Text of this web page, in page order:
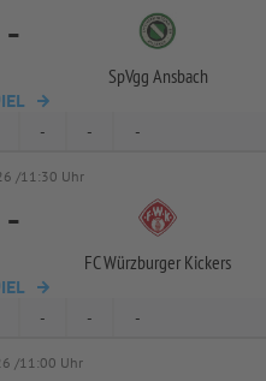
-
SpVgg Ansbach
- - -
/11:30 Uhr
-
FC Würzburger Kickers
- - -
/11:00 Uhr